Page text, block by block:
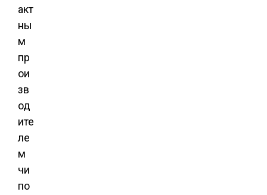
акт
ны
м
пр
ои
зв
од
ите
ле
м
чи
по